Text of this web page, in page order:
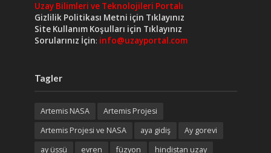
Uzay Bilimleri ve Teknolojileri Portalı
Gizlilik Politikası Metni için Tıklayınız
Site Kullanım Koşulları için Tıklayınız
Sorularınız İçin: info@uzayportal.com
Tagler
Artemis NASA
Artemis Projesi
Artemis Projesi ve NASA
aya gidiş
Ay gorevi
ay üssü
evren füzyon
hindistan uzay